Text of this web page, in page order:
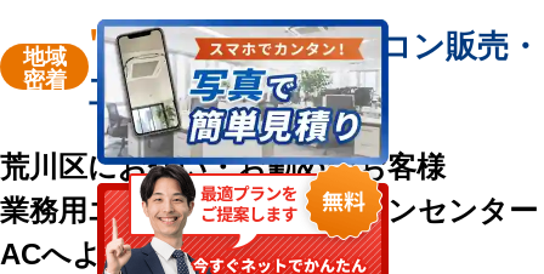
地域
密着
"荒川区"業務用エアコン販売・
工事を承ります
荒川区にお住い・お勤めのお客様
業務用エアコン専門店エアコンセンター
ACへようこそ